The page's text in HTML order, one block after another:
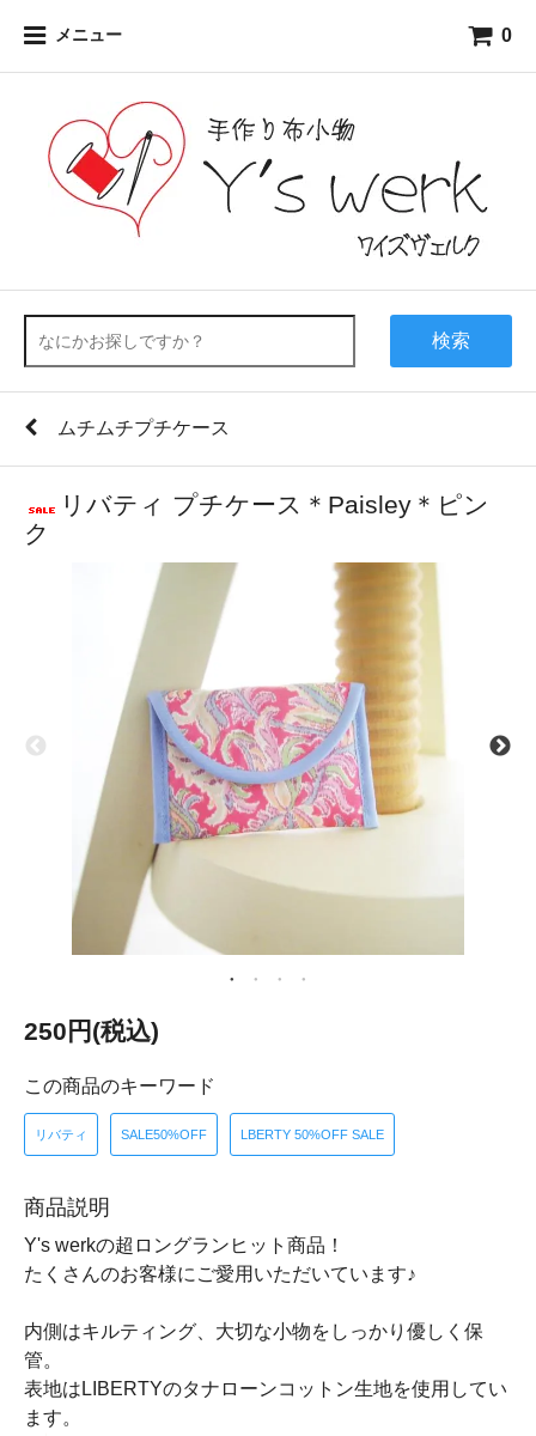
メニュー 0
検索
ムチムチプチケース
リバティ プチケース＊Paisley＊ピン
ク
250円(税込)
この商品のキーワード
リバティ SALE50%OFF LBERTY 50%OFF SALE
商品説明
Y's werkの超ロングランヒット商品！
たくさんのお客様にご愛用いただいています♪
内側はキルティング、大切な小物をしっかり優しく保
管。
表地はLIBERTYのタナローンコットン生地を使用してい
ます。